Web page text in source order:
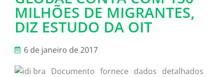
MILHÕES DE MIGRANTES,
DIZ ESTUDO DA OIT
6 de janeiro de 2017
Documento fornece dados detalhados